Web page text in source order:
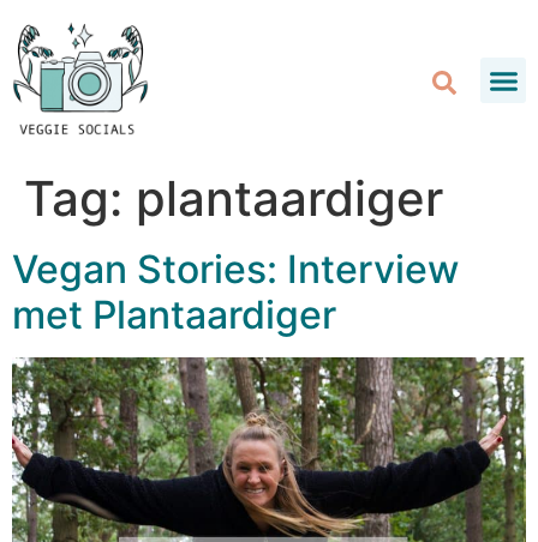
Tag: plantaardiger
Vegan Stories: Interview
met Plantaardiger